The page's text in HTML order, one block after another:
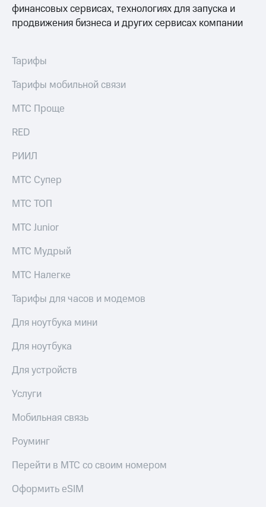
финансовых сервисах, технологиях для запуска и
продвижения бизнеса и других сервисах компании
Тарифы
Тарифы мобильной связи
МТС Проще
RED
РИИЛ
МТС Супер
МТС ТОП
МТС Junior
МТС Мудрый
МТС Налегке
Тарифы для часов и модемов
Для ноутбука мини
Для ноутбука
Для устройств
Услуги
Мобильная связь
Роуминг
Перейти в МТС со своим номером
Оформить eSIM